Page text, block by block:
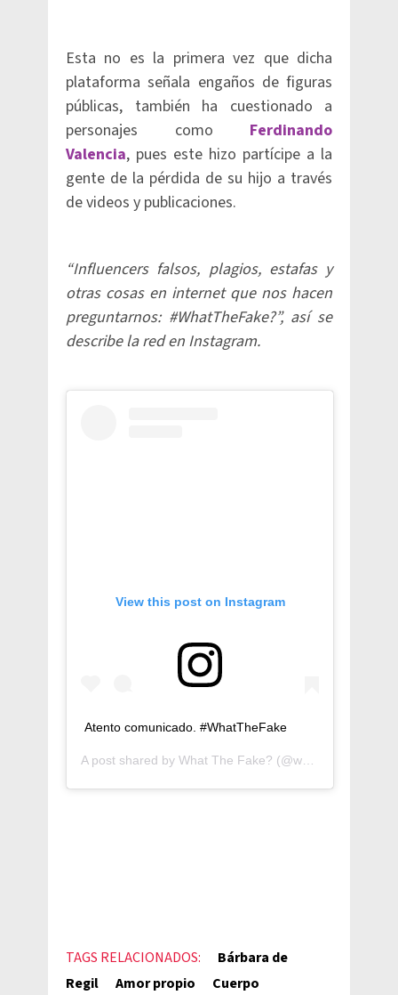
Esta no es la primera vez que dicha
plataforma señala engaños de figuras
públicas, también ha cuestionado a
personajes como Ferdinando
Valencia, pues este hizo partícipe a la
gente de la pérdida de su hijo a través
de videos y publicaciones.
“Influencers falsos, plagios, estafas y
otras cosas en internet que nos hacen
preguntarnos: #WhatTheFake?”, así se
describe la red en Instagram.
View this post on Instagram
Atento comunicado. #WhatTheFake
A post shared by What The Fake? (@whatthefffake) on
TAGS RELACIONADOS:
Bárbara de
Regil
Amor propio Cuerpo